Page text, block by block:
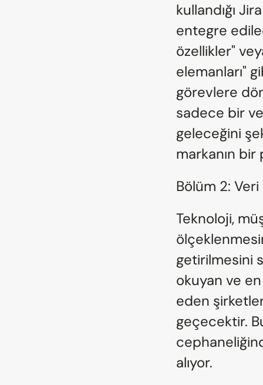
kullandığı
entegre
özellikler"
elemanları"
görevlere
sadece bir
geleceğini
markanın
Bölüm 2:
Teknoloji,
getirilmesini
okuyan ve
eden
geçecektir.
alıyor.